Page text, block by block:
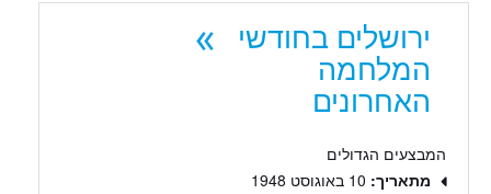
ירושלים בחודשי
המלחמה
האחרונים
המבצעים הגדולים
מתאריך: 10 באוגוסט 1948